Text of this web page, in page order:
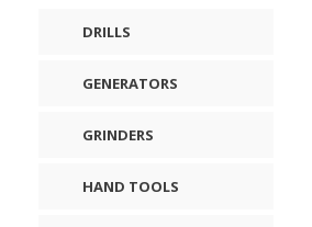
DRILLS
GENERATORS
GRINDERS
HAND TOOLS